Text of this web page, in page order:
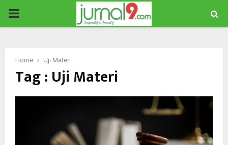
PRIMARY
Home Uji Materi
Tag : Uji Materi